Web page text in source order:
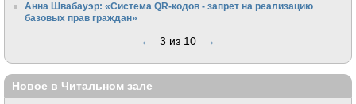
Анна Швабауэр: «Система QR-кодов - запрет на реализацию
базовых прав граждан»
← 3 из 10 →
Новое в Читальном зале